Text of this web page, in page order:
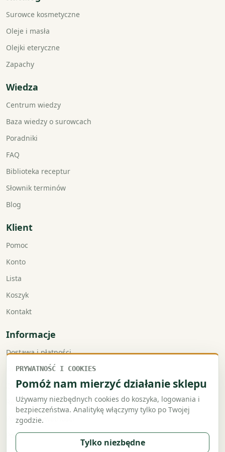
Surowce kosmetyczne
Oleje i masła
Olejki eteryczne
Zapachy
Wiedza
Centrum wiedzy
Baza wiedzy o surowcach
Poradniki
FAQ
Biblioteka receptur
Słownik terminów
Blog
Klient
Pomoc
Konto
Lista
Koszyk
Kontakt
Informacje
Dostawa i płatności
Faktury VAT
Zwroty i reklamacje
Regulamin
Polityka prywatności
Polityka cookies
PRYWATNOŚĆ I COOKIES
Pomóż nam mierzyć działanie sklepu
Używamy niezbędnych cookies do koszyka, logowania i
bezpieczeństwa. Analitykę włączymy tylko po Twojej
zgodzie.
Tylko niezbędne